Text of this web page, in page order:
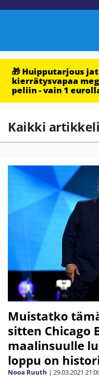
🎁 Huipputarjous
kierrätysvapaa
peliin - vain 1
Kaikki
Muistatko
sitten Chicago
maalinsuulle
loppu on
Nooa Ruuth | 29.03.2021